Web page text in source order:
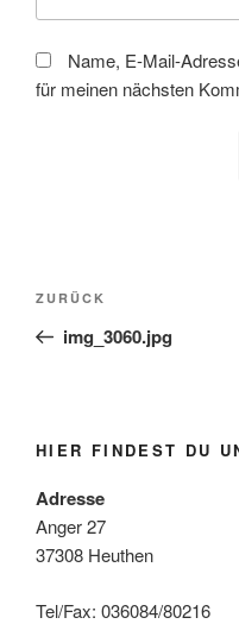
Name, E-Mail-
für meinen nächsten
Beitragsnavigation
Vorheriger
Beitrag
ZURÜCK
img_3060.jpg
HIER FINDEST DU
Adresse
Anger 27
37308 Heuthen
Tel/Fax: 036084/80216